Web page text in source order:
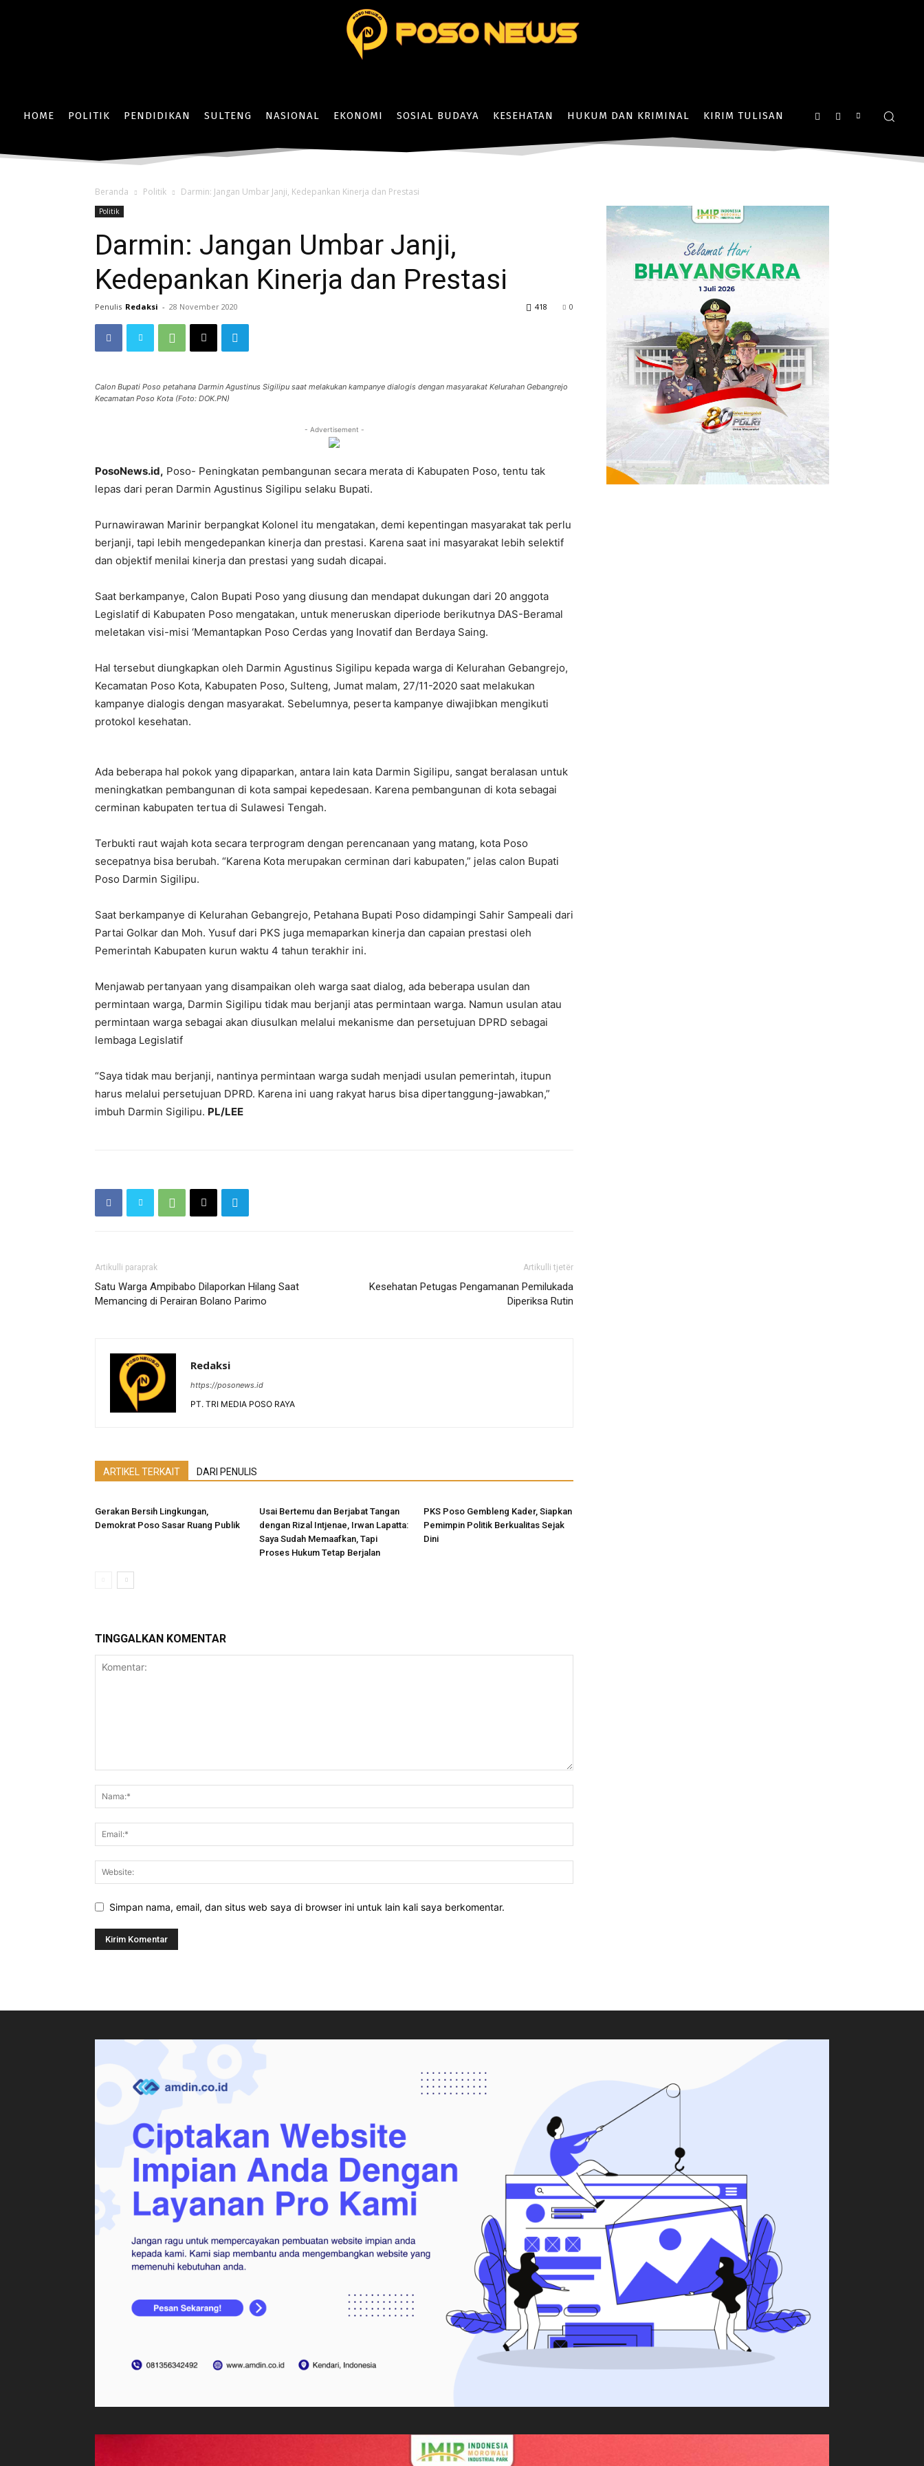
HOME POLITIK PENDIDIKAN SULTENG NASIONAL EKONOMI SOSIAL BUDAYA KESEHATAN HUKUM DAN KRIMINAL KIRIM TULISAN
Beranda Politik Darmin: Jangan Umbar Janji, Kedepankan Kinerja dan Prestasi
Politik
Darmin: Jangan Umbar Janji,
Kedepankan Kinerja dan Prestasi
Penulis Redaksi - 28 November 2020 0
418
Calon Bupati Poso petahana Darmin Agustinus Sigilipu saat melakukan kampanye dialogis dengan masyarakat Kelurahan Gebangrejo
Kecamatan Poso Kota (Foto: DOK.PN)
- Advertisement -
PosoNews.id, Poso- Peningkatan pembangunan secara merata di Kabupaten Poso, tentu tak
lepas dari peran Darmin Agustinus Sigilipu selaku Bupati.
Purnawirawan Marinir berpangkat Kolonel itu mengatakan, demi kepentingan masyarakat tak perlu
berjanji, tapi lebih mengedepankan kinerja dan prestasi. Karena saat ini masyarakat lebih selektif
dan objektif menilai kinerja dan prestasi yang sudah dicapai.
Saat berkampanye, Calon Bupati Poso yang diusung dan mendapat dukungan dari 20 anggota
Legislatif di Kabupaten Poso mengatakan, untuk meneruskan diperiode berikutnya DAS-Beramal
meletakan visi-misi ‘Memantapkan Poso Cerdas yang Inovatif dan Berdaya Saing.
Hal tersebut diungkapkan oleh Darmin Agustinus Sigilipu kepada warga di Kelurahan Gebangrejo,
Kecamatan Poso Kota, Kabupaten Poso, Sulteng, Jumat malam, 27/11-2020 saat melakukan
kampanye dialogis dengan masyarakat. Sebelumnya, peserta kampanye diwajibkan mengikuti
protokol kesehatan.
Ada beberapa hal pokok yang dipaparkan, antara lain kata Darmin Sigilipu, sangat beralasan untuk
meningkatkan pembangunan di kota sampai kepedesaan. Karena pembangunan di kota sebagai
cerminan kabupaten tertua di Sulawesi Tengah.
Terbukti raut wajah kota secara terprogram dengan perencanaan yang matang, kota Poso
secepatnya bisa berubah. “Karena Kota merupakan cerminan dari kabupaten,” jelas calon Bupati
Poso Darmin Sigilipu.
Saat berkampanye di Kelurahan Gebangrejo, Petahana Bupati Poso didampingi Sahir Sampeali dari
Partai Golkar dan Moh. Yusuf dari PKS juga memaparkan kinerja dan capaian prestasi oleh
Pemerintah Kabupaten kurun waktu 4 tahun terakhir ini.
Menjawab pertanyaan yang disampaikan oleh warga saat dialog, ada beberapa usulan dan
permintaan warga, Darmin Sigilipu tidak mau berjanji atas permintaan warga. Namun usulan atau
permintaan warga sebagai akan diusulkan melalui mekanisme dan persetujuan DPRD sebagai
lembaga Legislatif
“Saya tidak mau berjanji, nantinya permintaan warga sudah menjadi usulan pemerintah, itupun
harus melalui persetujuan DPRD. Karena ini uang rakyat harus bisa dipertanggung-jawabkan,”
imbuh Darmin Sigilipu. PL/LEE
Artikulli paraprak
Satu Warga Ampibabo Dilaporkan Hilang Saat
Memancing di Perairan Bolano Parimo
Artikulli tjetër
Kesehatan Petugas Pengamanan Pemilukada
Diperiksa Rutin
Redaksi
https://posonews.id
PT. TRI MEDIA POSO RAYA
ARTIKEL TERKAIT DARI PENULIS
Gerakan Bersih Lingkungan,
Demokrat Poso Sasar Ruang Publik
Usai Bertemu dan Berjabat Tangan
dengan Rizal Intjenae, Irwan Lapatta:
Saya Sudah Memaafkan, Tapi
Proses Hukum Tetap Berjalan
PKS Poso Gembleng Kader, Siapkan
Pemimpin Politik Berkualitas Sejak
Dini
TINGGALKAN KOMENTAR
Simpan nama, email, dan situs web saya di browser ini untuk lain kali saya berkomentar.